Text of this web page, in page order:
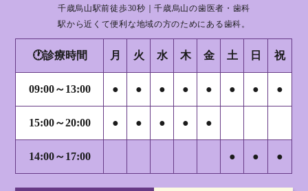
千歳烏山駅前徒歩30秒｜千歳烏山の歯医者・歯科
駅から近くて便利な地域の方のためにある歯科。
🕐診療時間 月 火 水 木 金 土 日 祝
09:00～13:00 ● ● ● ● ● ● ● ●
15:00～20:00 ● ● ● ● ●
14:00～17:00 ● ● ●